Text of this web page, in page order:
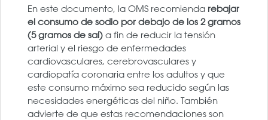
En este documento, la OMS recomienda rebajar
el consumo de sodio por debajo de los 2 gramos
(5 gramos de sal) a fin de reducir la tensión
arterial y el riesgo de enfermedades
cardiovasculares, cerebrovasculares y
cardiopatía coronaria entre los adultos y que
este consumo máximo sea reducido según las
necesidades energéticas del niño. También
advierte de que estas recomendaciones son